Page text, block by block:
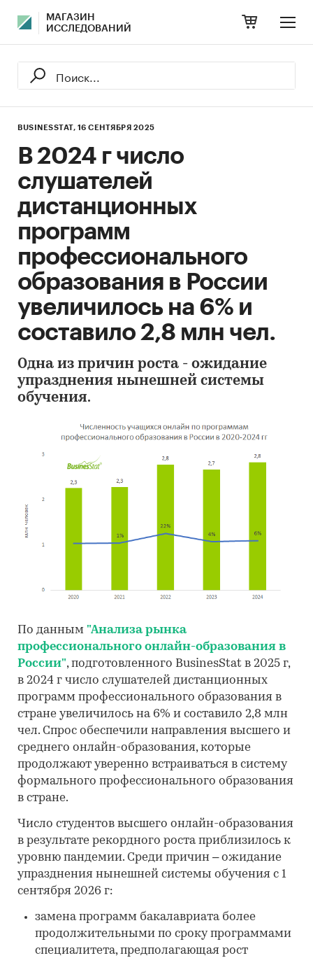
МАГАЗИН
ИССЛЕДОВАНИЙ
BUSINESSTAT, 16 СЕНТЯБРЯ 2025
В 2024 г число
слушателей
дистанционных
программ
профессионального
образования в России
увеличилось на 6% и
составило 2,8 млн чел.
Одна из причин роста - ожидание
упразднения нынешней системы
обучения.
По данным "Анализа рынка
профессионального онлайн-образования в
России", подготовленного BusinesStat в 2025 г,
в 2024 г число слушателей дистанционных
программ профессионального образования в
стране увеличилось на 6% и составило 2,8 млн
чел. Спрос обеспечили направления высшего и
среднего онлайн-образования, которые
продолжают уверенно встраиваться в систему
формального профессионального образования
в стране.
Число студентов высшего онлайн-образования
в результате рекордного роста приблизилось к
уровню пандемии. Среди причин – ожидание
упразднения нынешней системы обучения с 1
сентября 2026 г:
замена программ бакалавриата более
продолжительными по сроку программами
специалитета, предполагающая рост